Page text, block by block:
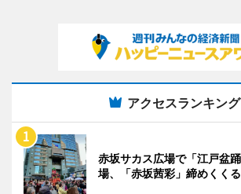
アクセスランキング
赤坂サカス広場で「江戸
場、「赤坂茜彩」締めくくる